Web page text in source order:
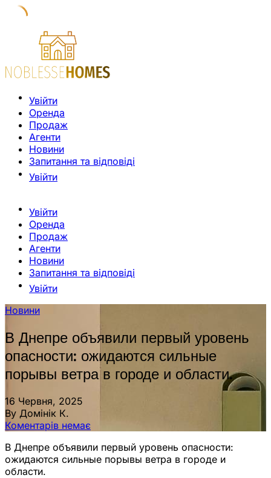
Увійти
Оренда
Продаж
Агенти
Новини
Запитання та відповіді
Увійти
Увійти
Оренда
Продаж
Агенти
Новини
Запитання та відповіді
Увійти
Новини
В Днепре объявили первый уровень
опасности: ожидаются сильные
порывы ветра в городе и области.
16 Червня, 2025
By Домінік К.
Коментарів немає
В Днепре объявили первый уровень опасности:
ожидаются сильные порывы ветра в городе и
области.